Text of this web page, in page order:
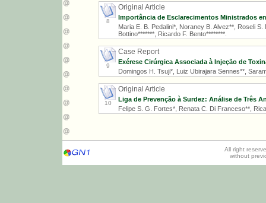
8
Original Article
Importância de Esclarecimentos Ministrados
Maria E. B. Pedalini*, Noraney B. Alvez**, Roseli
Bottino*******, Ricardo F. Bento********.
9
Case Report
Exérese Cirúrgica Associada à Injeção de
Domingos H. Tsuji*, Luiz Ubirajara Sennes**,
10
Original Article
Liga de Prevenção à Surdez: Análise de Três
Felipe S. G. Fortes*, Renata C. Di Franceso**,
All right
without